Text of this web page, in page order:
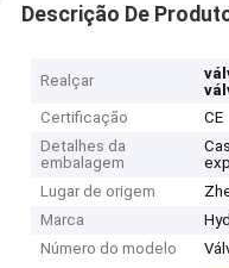
Descrição De
Realçar
Certificação
CE
Detalhes da
embalagem
Lugar de origem
Marca
Número do modelo